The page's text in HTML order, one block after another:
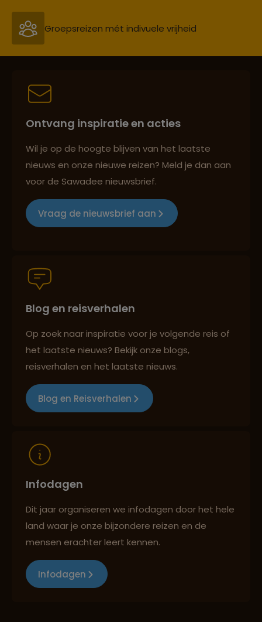
Persoonlijk en deskundig reisadvies
Best beoordeelde reisroutes
Groepsreizen mét indivuele vrijheid
Best beoordeelde reisroutes
Reizen met oog voor mens, cultuur en milieu
Ontvang inspiratie en acties
Wil je op de hoogte blijven van het laatste
nieuws en onze nieuwe reizen? Meld je dan aan
voor de Sawadee nieuwsbrief.
Vraag de nieuwsbrief aan
Blog en reisverhalen
Op zoek naar inspiratie voor je volgende reis of
het laatste nieuws? Bekijk onze blogs,
reisverhalen en het laatste nieuws.
Blog en Reisverhalen
Infodagen
Dit jaar organiseren we infodagen door het hele
land waar je onze bijzondere reizen en de
mensen erachter leert kennen.
Infodagen